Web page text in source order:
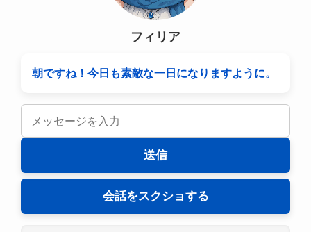
フィリア
朝ですね！今日も素敵な一日になりますように。
送信
会話をスクショする